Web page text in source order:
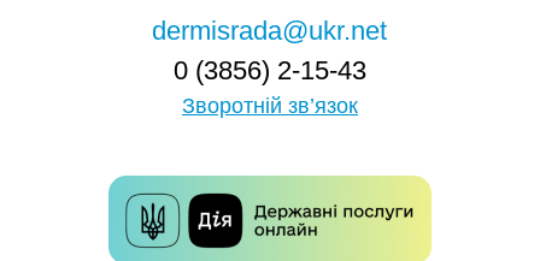
dermisrada@ukr.net
0 (3856) 2-15-43
Зворотній зв’язок